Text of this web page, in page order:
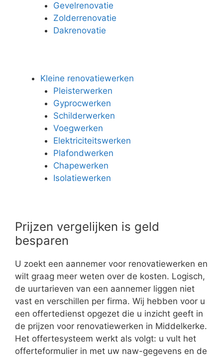
Gevelrenovatie
Zolderrenovatie
Dakrenovatie
Kleine renovatiewerken
Pleisterwerken
Gyprocwerken
Schilderwerken
Voegwerken
Elektriciteitswerken
Plafondwerken
Chapewerken
Isolatiewerken
Prijzen vergelijken is geld
besparen
U zoekt een aannemer voor renovatiewerken en
wilt graag meer weten over de kosten. Logisch,
de uurtarieven van een aannemer liggen niet
vast en verschillen per firma. Wij hebben voor u
een offertedienst opgezet die u inzicht geeft in
de prijzen voor renovatiewerken in Middelkerke.
Het offertesysteem werkt als volgt: u vult het
offerteformulier in met uw naw-gegevens en de